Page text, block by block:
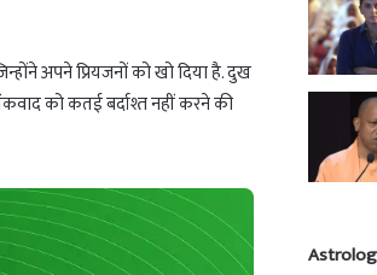
अपने प्रियजनों को खो दिया है. दुख
को कतई बर्दाश्त नहीं करने की